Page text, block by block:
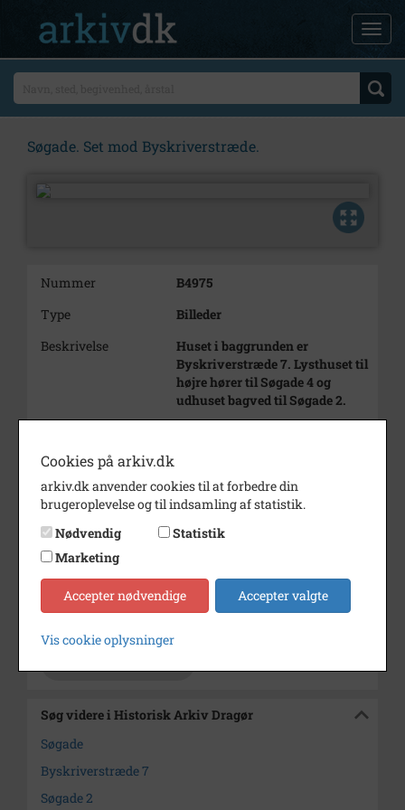
Søgade. Set mod Byskriverstræde.
Nummer
B4975
Type
Billeder
Beskrivelse
Huset i baggrunden er
Byskriverstræde 7. Lysthuset til
højre hører til Søgade 4 og
udhuset bagved til Søgade 2.
Fotograf
Materiale
s/h positiv
Se på kort
Type
Enhed
Dragør Sogn (1954-2050)
Søg videre i Historisk Arkiv Dragør
Søgade
Byskriverstræde 7
Søgade 2
Cookies på arkiv.dk
arkiv.dk anvender cookies til at forbedre din
brugeroplevelse og til indsamling af statistik.
Nødvendig
Statistik
Marketing
Accepter nødvendige Accepter valgte
Vis cookie oplysninger